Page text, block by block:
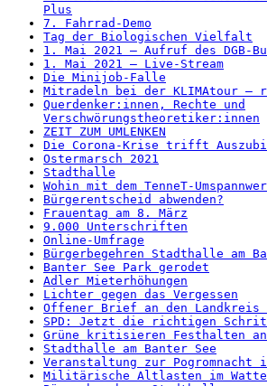
Plus
7. Fahrrad-Demo
Tag der Biologischen Vielfalt
1. Mai 2021 – Aufruf des DGB-
1. Mai 2021 – Live-Stream
Die Minijob-Falle
Mitradeln bei der KLIMAtour
Querdenker:innen, Rechte und
Verschwörungstheoretiker:innen
ZEIT ZUM UMLENKEN
Die Corona-Krise trifft
Ostermarsch 2021
Stadthalle
Wohin mit dem TenneT-
Bürgerentscheid abwenden?
Frauentag am 8. März
9.000 Unterschriften
Online-Umfrage
Bürgerbegehren Stadthalle am
Banter See Park gerodet
Adler Mieterhöhungen
Lichter gegen das Vergessen
Offener Brief an den Landkreis
SPD: Jetzt die richtigen
Grüne kritisieren Festhalten an
Stadthalle am Banter See
Veranstaltung zur Pogromnacht
Militärische Altlasten im